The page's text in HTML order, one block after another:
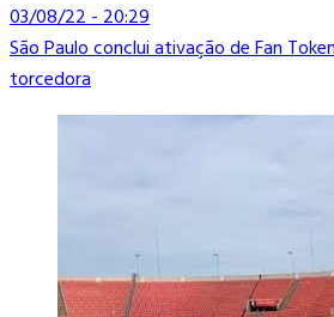
03/08/22 - 20:29
São Paulo conclui ativação de Fan
torcedora